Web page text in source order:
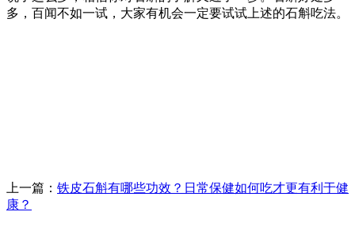
多，百闻不如一试，大家有机会一定要试试上述的石斛吃法。
上一篇： 铁皮石斛有哪些功效？日常保健如何吃才更有利于健
康？